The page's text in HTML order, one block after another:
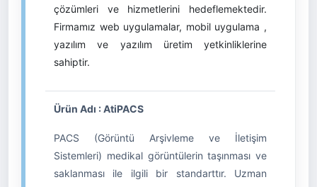
çözümleri ve hizmetlerini hedeflemektedir.
Firmamız web uygulamalar, mobil uygulama ,
yazılım ve yazılım üretim yetkinliklerine
sahiptir.
Ürün Adı : AtiPACS
PACS (Görüntü Arşivleme ve İletişim
Sistemleri) medikal görüntülerin taşınması ve
saklanması ile ilgili bir standarttır. Uzman